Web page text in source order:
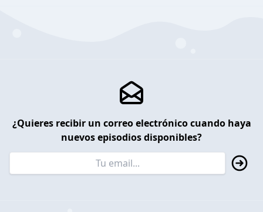
¿Quieres recibir un correo electrónico cuando haya
nuevos episodios disponibles?